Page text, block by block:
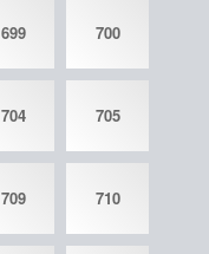
699 700
704 705
709 710